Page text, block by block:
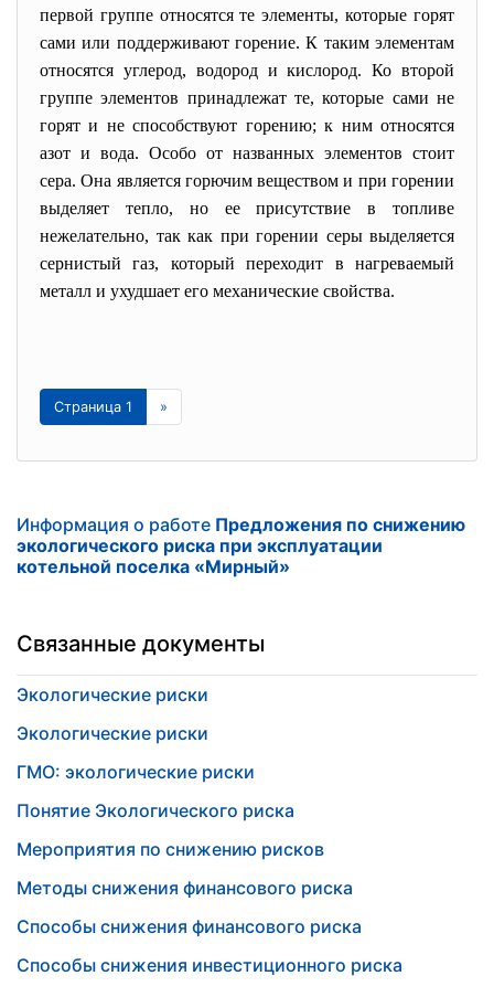
первой группе относятся те элементы, которые горят
сами или поддерживают горение. К таким элементам
относятся углерод, водород и кислород. Ко второй
группе элементов принадлежат те, которые сами не
горят и не способствуют горению; к ним относятся
азот и вода. Особо от названных элементов стоит
сера. Она является горючим веществом и при горении
выделяет тепло, но ее присутствие в топливе
нежелательно, так как при горении серы выделяется
сернистый газ, который переходит в нагреваемый
металл и ухудшает его механические свойства.
Страница 1 »
Информация о работе Предложения по снижению
экологического риска при эксплуатации
котельной поселка «Мирный»
Связанные документы
Экологические риски
Экологические риски
ГМО: экологические риски
Понятие Экологического риска
Мероприятия по снижению рисков
Методы снижения финансового риска
Способы снижения финансового риска
Способы снижения инвестиционного риска